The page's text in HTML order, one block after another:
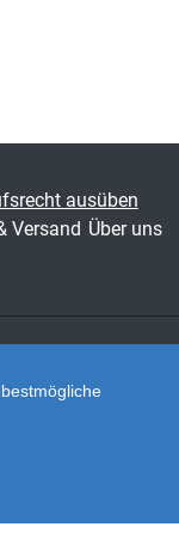
ausüben
Versand Über uns